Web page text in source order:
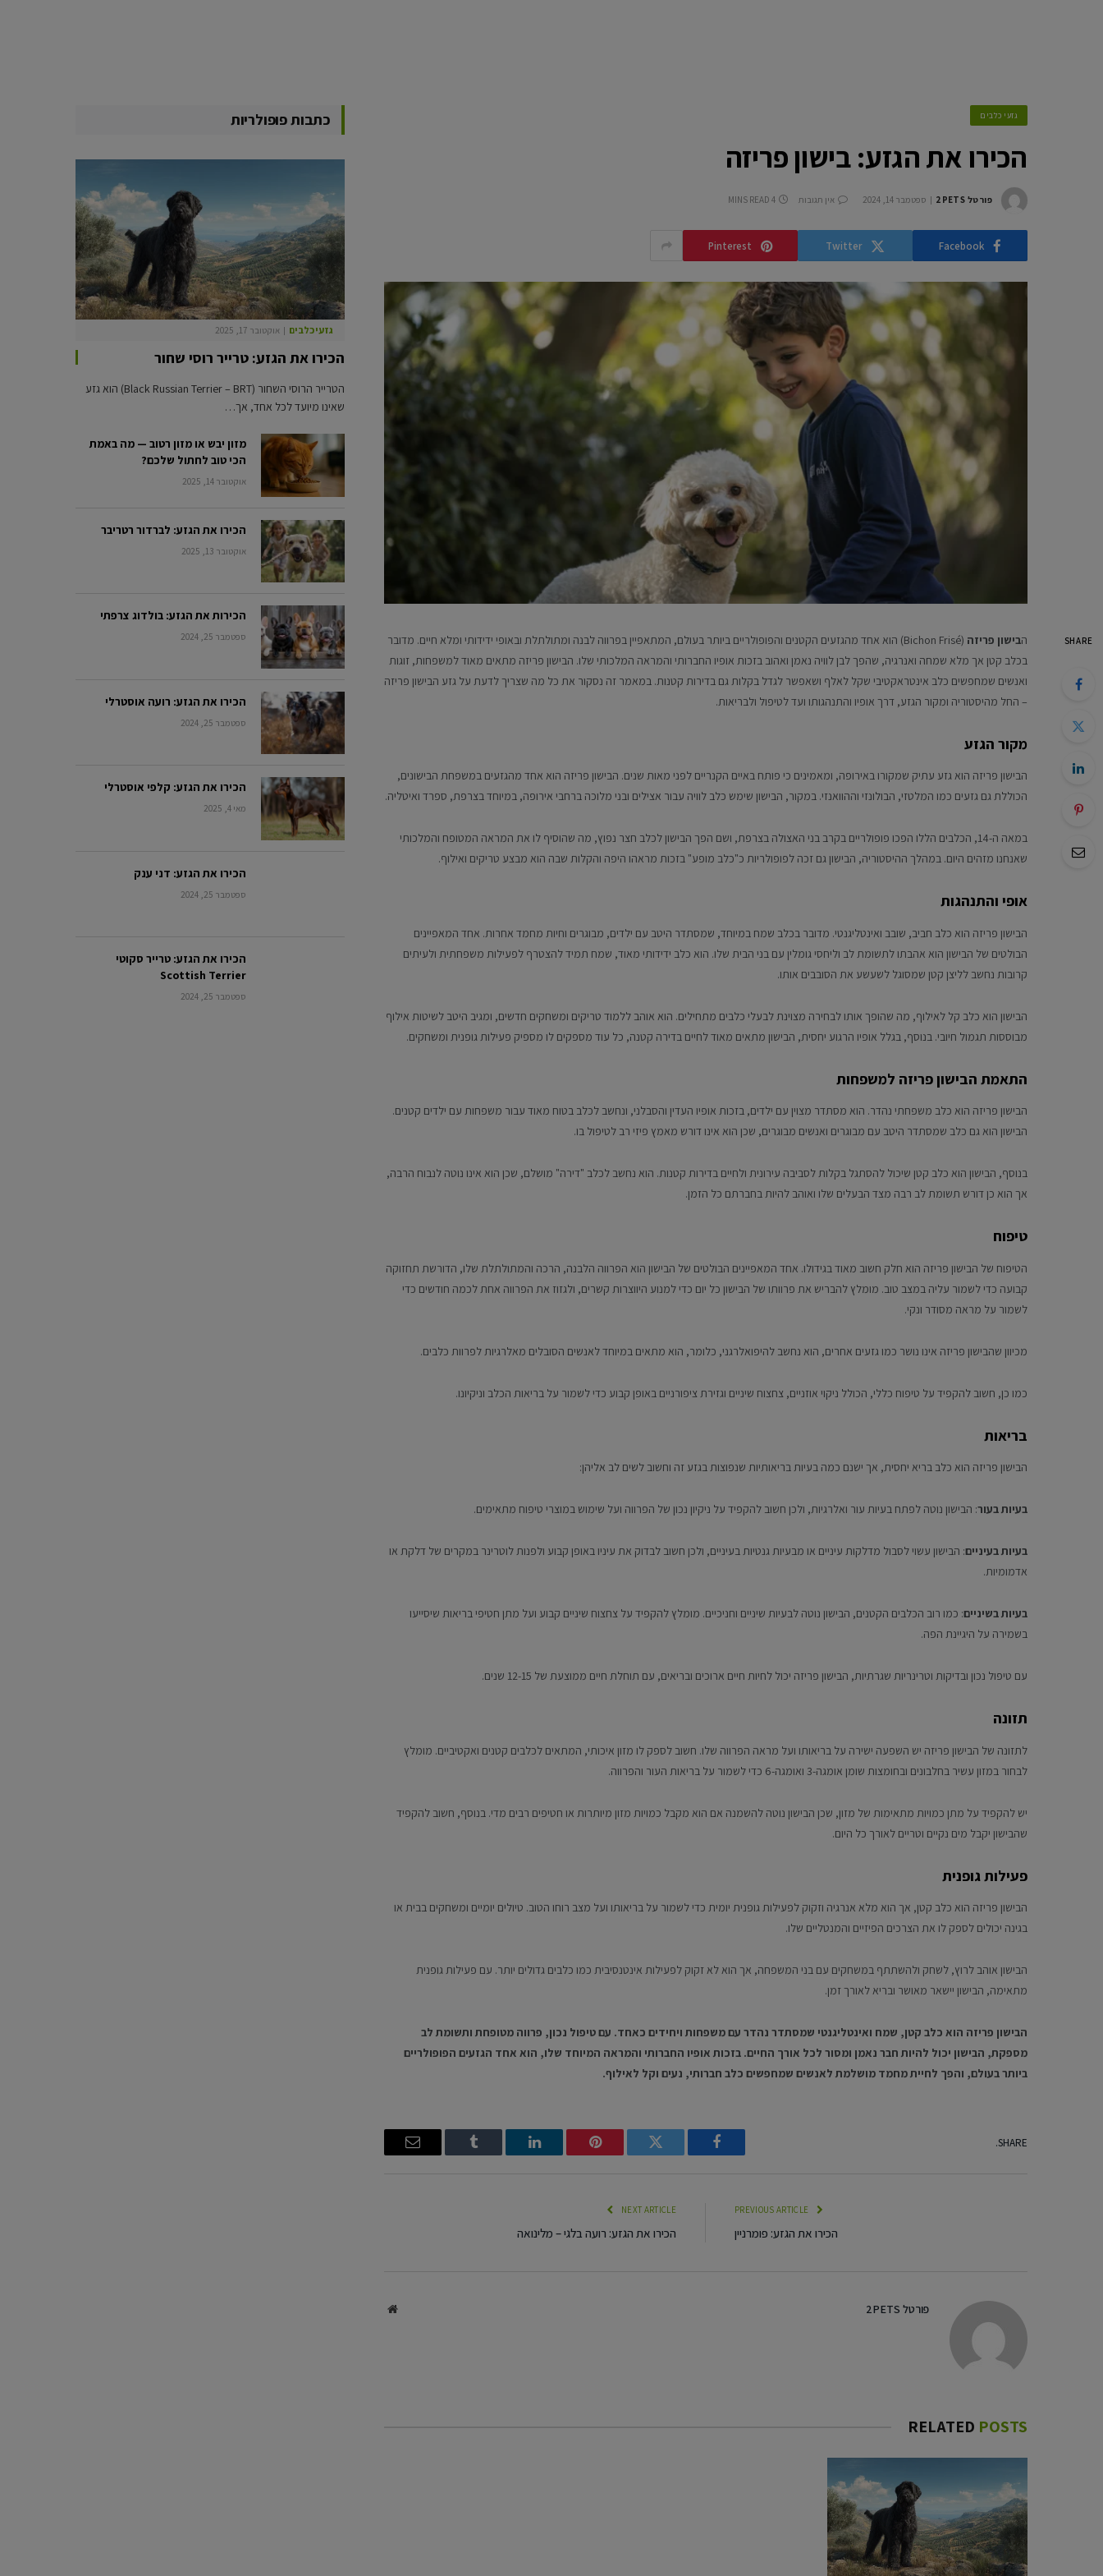
גזעי כלבים
הכירו את הגזע: בישון פריזה
פורטל 2PETS ספטמבר 14, 2024 אין תגובות 4 MINS READ
Facebook
Twitter
Pinterest
SHARE הבישון פריזה
(Bichon Frisé) הוא אחד מהגזעים הקטנים והפופולריים ביותר בעולם, המתאפיין בפרווה לבנה ומתולתלת ובאופי ידידותי ומלא חיים. מדובר
בכלב קטן אך מלא שמחה ואנרגיה, שהפך לבן לוויה נאמן ואהוב בזכות אופיו החברותי והמראה המלכותי שלו. הבישון פריזה מתאים מאוד למשפחות, זוגות
ואנשים שמחפשים כלב אינטראקטיבי שקל לאלף ושאפשר לגדל בקלות גם בדירות קטנות. במאמר זה נסקור את כל מה שצריך לדעת על גזע הבישון פריזה
– החל מהיסטוריה ומקור הגזע, דרך אופיו והתנהגותו ועד לטיפול ולבריאות.
מקור הגזע
הבישון פריזה הוא גזע עתיק שמקורו באירופה, ומאמינים כי פותח באיים הקנריים לפני מאות שנים. הבישון פריזה הוא אחד מהגזעים במשפחת הבישונים,
הכוללת גם גזעים כמו המלטזי, הבולונזי וההוואנזי. במקור, הבישון שימש כלב לוויה עבור אצילים ובני מלוכה ברחבי אירופה, במיוחד בצרפת, ספרד ואיטליה.
במאה ה-14, הכלבים הללו הפכו פופולריים בקרב בני האצולה בצרפת, ושם הפך הבישון לכלב חצר נפוץ, מה שהוסיף לו את המראה המטופח והמלכותי
שאנחנו מזהים היום. במהלך ההיסטוריה, הבישון גם זכה לפופולריות כ"כלב מופע" בזכות מראהו היפה והקלות שבה הוא מבצע טריקים ואילוף.
אופי והתנהגות
הבישון פריזה הוא כלב חביב, שובב ואינטליגנטי. מדובר בכלב שמח במיוחד, שמסתדר היטב עם ילדים, מבוגרים וחיות מחמד אחרות. אחד המאפיינים
הבולטים של הבישון הוא אהבתו לתשומת לב וליחסי גומלין עם בני הבית שלו. הוא כלב ידידותי מאוד, שמח תמיד להצטרף לפעילות משפחתית ולעיתים
קרובות נחשב לליצן קטן שמסוגל לשעשע את הסובבים אותו.
הבישון הוא כלב קל לאילוף, מה שהופך אותו לבחירה מצוינת לבעלי כלבים מתחילים. הוא אוהב ללמוד טריקים ומשחקים חדשים, ומגיב היטב לשיטות אילוף
מבוססות תגמול חיובי. בנוסף, בגלל אופיו הרגוע יחסית, הבישון מתאים מאוד לחיים בדירה קטנה, כל עוד מספקים לו מספיק פעילות גופנית ומשחקים.
התאמת הבישון פריזה למשפחות
הבישון פריזה הוא כלב משפחתי נהדר. הוא מסתדר מצוין עם ילדים, בזכות אופיו העדין והסבלני, ונחשב לכלב בטוח מאוד עבור משפחות עם ילדים קטנים.
הבישון הוא גם כלב שמסתדר היטב עם מבוגרים ואנשים מבוגרים, שכן הוא אינו דורש מאמץ פיזי רב לטיפול בו.
בנוסף, הבישון הוא כלב קטן שיכול להסתגל בקלות לסביבה עירונית ולחיים בדירות קטנות. הוא נחשב לכלב "דירה" מושלם, שכן הוא אינו נוטה לנבוח הרבה,
אך הוא כן דורש תשומת לב רבה מצד הבעלים שלו ואוהב להיות בחברתם כל הזמן.
טיפוח
הטיפוח של הבישון פריזה הוא חלק חשוב מאוד בגידולו. אחד המאפיינים הבולטים של הבישון הוא הפרווה הלבנה, הרכה והמתולתלת שלו, הדורשת תחזוקה
קבועה כדי לשמור עליה במצב טוב. מומלץ להבריש את פרוותו של הבישון כל יום כדי למנוע היווצרות קשרים, ולגזוז את הפרווה אחת לכמה חודשים כדי
לשמור על מראה מסודר ונקי.
מכיוון שהבישון פריזה אינו נושר כמו גזעים אחרים, הוא נחשב להיפואלרגני, כלומר, הוא מתאים במיוחד לאנשים הסובלים מאלרגיות לפרוות כלבים.
כמו כן, חשוב להקפיד על טיפוח כללי, הכולל ניקוי אוזניים, צחצוח שיניים וגזירת ציפורניים באופן קבוע כדי לשמור על בריאות הכלב וניקיונו.
בריאות
הבישון פריזה הוא כלב בריא יחסית, אך ישנם כמה בעיות בריאותיות שנפוצות בגזע זה וחשוב לשים לב אליהן:
בעיות בעור: הבישון נוטה לפתח בעיות עור ואלרגיות, ולכן חשוב להקפיד על ניקיון נכון של הפרווה ועל שימוש במוצרי טיפוח מתאימים.
בעיות בעיניים: הבישון עשוי לסבול מדלקות עיניים או מבעיות גנטיות בעיניים, ולכן חשוב לבדוק את עיניו באופן קבוע ולפנות לוטרינר במקרים של דלקת או
אדמומיות.
בעיות בשיניים: כמו רוב הכלבים הקטנים, הבישון נוטה לבעיות שיניים וחניכיים. מומלץ להקפיד על צחצוח שיניים קבוע ועל מתן חטיפי בריאות שיסייעו
בשמירה על היגיינת הפה.
עם טיפול נכון ובדיקות וטרינריות שגרתיות, הבישון פריזה יכול לחיות חיים ארוכים ובריאים, עם תוחלת חיים ממוצעת של 12-15 שנים.
תזונה
לתזונה של הבישון פריזה יש השפעה ישירה על בריאותו ועל מראה הפרווה שלו. חשוב לספק לו מזון איכותי, המתאים לכלבים קטנים ואקטיביים. מומלץ
לבחור במזון עשיר בחלבונים ובחומצות שומן אומגה-3 ואומגה-6 כדי לשמור על בריאות העור והפרווה.
יש להקפיד על מתן כמויות מתאימות של מזון, שכן הבישון נוטה להשמנה אם הוא מקבל כמויות מזון מיותרות או חטיפים רבים מדי. בנוסף, חשוב להקפיד
שהבישון יקבל מים נקיים וטריים לאורך כל היום.
פעילות גופנית
הבישון פריזה הוא כלב קטן, אך הוא מלא אנרגיה וזקוק לפעילות גופנית יומית כדי לשמור על בריאותו ועל מצב רוחו הטוב. טיולים יומיים ומשחקים בבית או
בגינה יכולים לספק לו את הצרכים הפיזיים והמנטליים שלו.
הבישון אוהב לרוץ, לשחק ולהשתתף במשחקים עם בני המשפחה, אך הוא לא זקוק לפעילות אינטנסיבית כמו כלבים גדולים יותר. עם פעילות גופנית
מתאימה, הבישון יישאר מאושר ובריא לאורך זמן.
הבישון פריזה הוא כלב קטן, שמח ואינטליגנטי שמסתדר נהדר עם משפחות ויחידים כאחד. עם טיפול נכון, פרווה מטופחת ותשומת לב
מספקת, הבישון יכול להיות חבר נאמן ומסור לכל אורך החיים. בזכות אופיו החברותי והמראה המיוחד שלו, הוא אחד הגזעים הפופולריים
ביותר בעולם, והפך לחיית מחמד מושלמת לאנשים שמחפשים כלב חברותי, נעים וקל לאילוף.
SHARE.
Facebook
Twitter
Pinterest
LinkedIn
Tumblr
Email
הכירו את הגזע: פומרניין
NEXT ARTICLE
הכירו את הגזע: רועה בלגי – מלינואה
פורטל 2PETS Website
RELATED POSTS
כתבות פופולריות
גזעי כלבים אוקטובר 17, 2025
הכירו את הגזע: טרייר רוסי שחור
הטרייר הרוסי השחור (Black Russian Terrier – BRT) הוא גזע
שאינו מיועד לכל אחד, אך…
מזון יבש או מזון רטוב — מה באמת
הכי טוב לחתול שלכם?
אוקטובר 14, 2025
הכירו את הגזע: לברדור רטריבר
אוקטובר 13, 2025
הכירות את הגזע: בולדוג צרפתי
ספטמבר 25, 2024
הכירו את הגזע: רועה אוסטרלי
ספטמבר 25, 2024
הכירו את הגזע: קלפי אוסטרלי
מאי 4, 2025
הכירו את הגזע: דני ענק
ספטמבר 25, 2024
הכירו את הגזע: טרייר סקוטי
Scottish Terrier
ספטמבר 25, 2024